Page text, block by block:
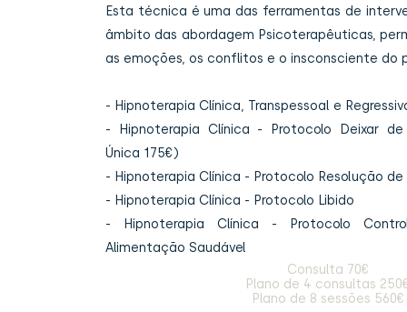
Esta técnica é uma das ferramentas de
âmbito das abordagem Psicoterapêuticas,
as emoções, os conflitos e o insconsciente do
- Hipnoterapia Clínica, Transpessoal e
- Hipnoterapia Clínica - Protocolo Deixar de
Única 175€)
- Hipnoterapia Clínica - Protocolo Resolução de
- Hipnoterapia Clínica - Protocolo Libido
- Hipnoterapia Clínica - Protocolo
Alimentação Saudável
Consulta 70€
Plano de 4 consultas
Plano de 8 sessões 560€